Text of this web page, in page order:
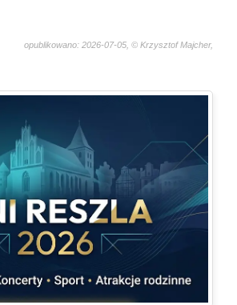
opublikowano: 2026-07-05, © Krzysztof Majcher,